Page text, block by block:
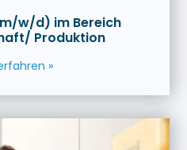
w/d) im Bereich
Produktion
»